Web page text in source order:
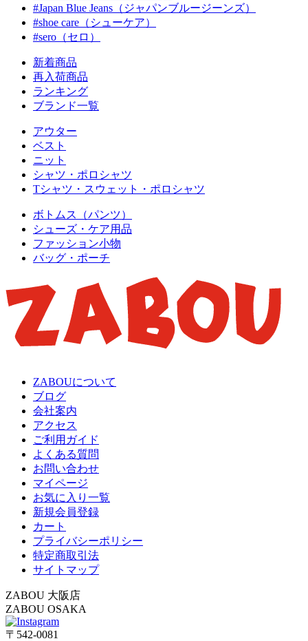
#Japan Blue Jeans（ジャパンブルージーンズ）
#shoe care（シューケア）
#sero（セロ）
新着商品
再入荷商品
ランキング
ブランド一覧
アウター
ベスト
ニット
シャツ・ポロシャツ
Tシャツ・スウェット・ポロシャツ
ボトムス（パンツ）
シューズ・ケア用品
ファッション小物
バッグ・ポーチ
ZABOUについて
ブログ
会社案内
アクセス
ご利用ガイド
よくある質問
お問い合わせ
マイページ
お気に入り一覧
新規会員登録
カート
プライバシーポリシー
特定商取引法
サイトマップ
ZABOU 大阪店
ZABOU OSAKA
〒542-0081